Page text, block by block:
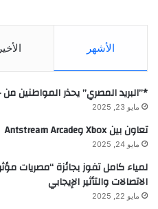
الأشهر
*”البريد المصري” يحذر المواطنين
مايو 23, 2025
تعاون بين Xbox وAntstream Arcade
مايو 24, 2025
لمياء كامل تفوز بجائزة “مصريات
الاتصالات والتأثير الإيجابي
مايو 22, 2025